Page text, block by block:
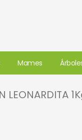
Mames